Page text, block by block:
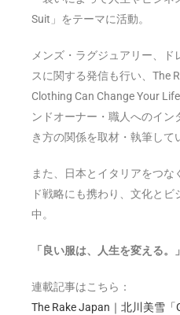
Suit」をテーマに活動。
メンズ・ラグジュアリー、
スに関する発信も行い、The
Clothing Can Change Your
ンドオーナー・職人へのイ
き方の関係を取材・執筆して
また、日本とイタリアをつな
ド戦略にも携わり、文化と
中。
「良い服は、人生を変える。」
連載記事はこちら：
The Rake Japan｜北川美雪